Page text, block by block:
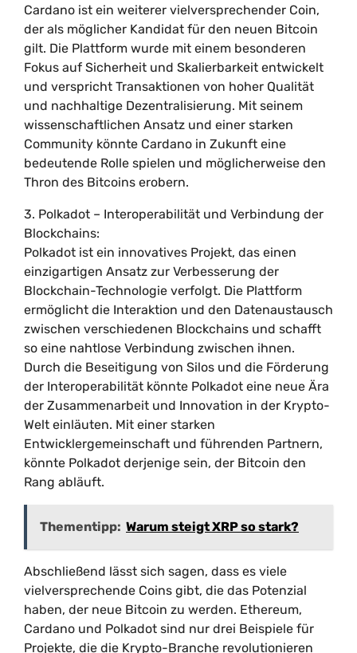
Cardano ist ein weiterer vielversprechender Coin,
der als möglicher Kandidat für den neuen Bitcoin
gilt. Die Plattform wurde mit einem besonderen
Fokus auf Sicherheit und Skalierbarkeit entwickelt
und verspricht Transaktionen von hoher Qualität
und nachhaltige Dezentralisierung. Mit seinem
wissenschaftlichen Ansatz und einer starken
Community könnte Cardano in Zukunft eine
bedeutende Rolle spielen und möglicherweise den
Thron des Bitcoins erobern.
3. Polkadot – Interoperabilität und Verbindung der
Blockchains:
Polkadot ist ein innovatives Projekt, das einen
einzigartigen Ansatz zur Verbesserung der
Blockchain-Technologie verfolgt. Die Plattform
ermöglicht die Interaktion und den Datenaustausch
zwischen verschiedenen Blockchains und schafft
so eine nahtlose Verbindung zwischen ihnen.
Durch die Beseitigung von Silos und die Förderung
der Interoperabilität könnte Polkadot eine neue Ära
der Zusammenarbeit und Innovation in der Krypto-
Welt einläuten. Mit einer starken
Entwicklergemeinschaft und führenden Partnern,
könnte Polkadot derjenige sein, der Bitcoin den
Rang abläuft.
Thementipp: Warum steigt XRP so stark?
Abschließend lässt sich sagen, dass es viele
vielversprechende Coins gibt, die das Potenzial
haben, der neue Bitcoin zu werden. Ethereum,
Cardano und Polkadot sind nur drei Beispiele für
Projekte, die die Krypto-Branche revolutionieren